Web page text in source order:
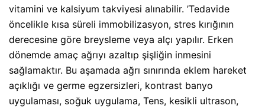
vitamini ve kalsiyum takviyesi alınabilir. ’Tedavide
öncelikle kısa süreli immobilizasyon, stres kırığının
derecesine göre breysleme veya alçı yapılır. Erken
dönemde amaç ağrıyı azaltıp şişliğin inmesini
sağlamaktır. Bu aşamada ağrı sınırında eklem hareket
açıklığı ve germe egzersizleri, kontrast banyo
uygulaması, soğuk uygulama, Tens, kesikli ultrason,